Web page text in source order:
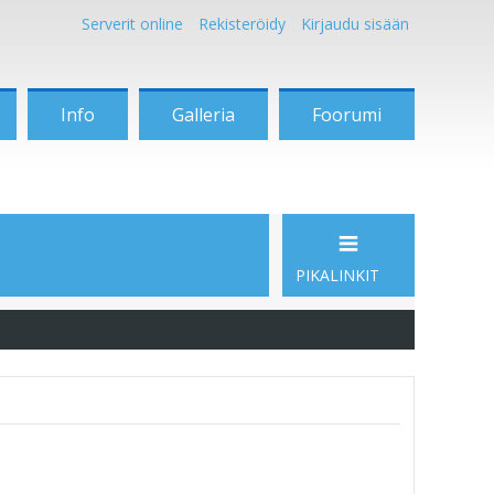
Serverit online Rekisteröidy Kirjaudu sisään
Info Galleria Foorumi
PIKALINKIT